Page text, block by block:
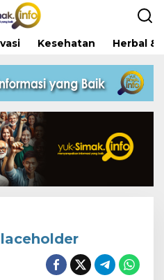
Kesehatan Herbal &